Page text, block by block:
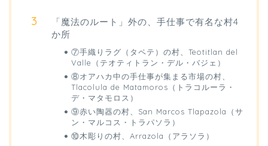
「魔法のルート」外の、手仕事で有名な村4
か所
⑦手織りラグ（タペテ）の村、Teotitlan del
Valle（テオティトラン・デル・バジェ）
⑧オアハカ中の手仕事が集まる市場の村、
Tlacolula de Matamoros（トラコルーラ・
デ・マタモロス）
⑨赤い陶器の村、San Marcos Tlapazola（サ
ン・マルコス・トラパソラ）
⑩木彫りの村、Arrazola（アラソラ）